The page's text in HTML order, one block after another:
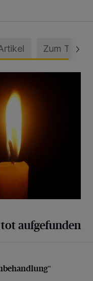
Zum Thema
aufgefunden